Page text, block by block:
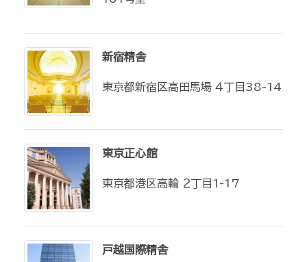
新宿精舎
東京都新宿区高田馬場 ４丁目38-14
東京正心館
東京都港区高輪 ２丁目1-17
戸越国際精舎